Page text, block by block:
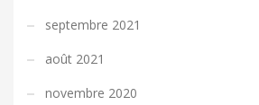
septembre 2021
août 2021
novembre 2020